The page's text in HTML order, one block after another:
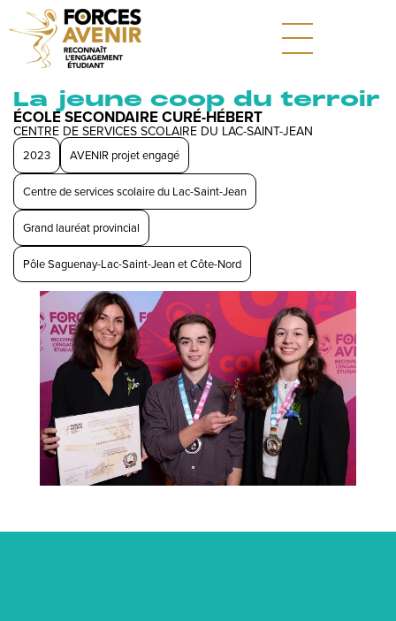
La jeune coop du terroir
ÉCOLE SECONDAIRE CURÉ-HÉBERT
CENTRE DE SERVICES SCOLAIRE DU LAC-SAINT-JEAN
2023 AVENIR projet engagé
Centre de services scolaire du Lac-Saint-Jean
Grand lauréat provincial
Pôle Saguenay-Lac-Saint-Jean et Côte-Nord